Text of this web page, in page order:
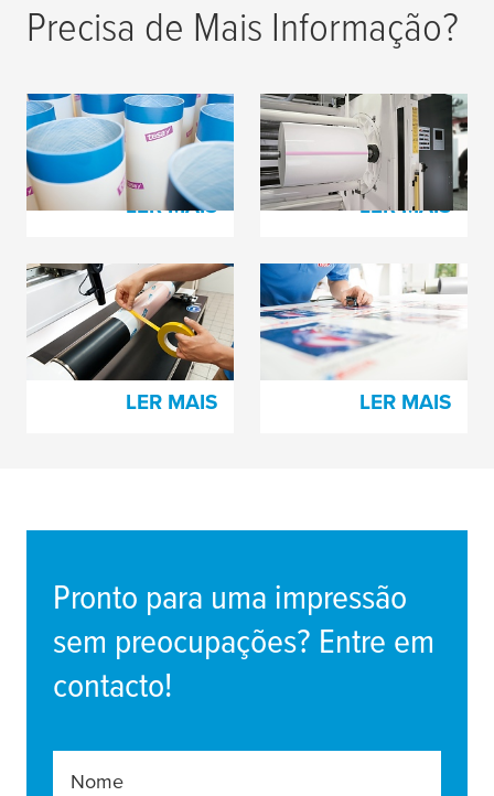
Precisa de Mais Informação?
tesa
® Softprint
Espumas Adesivas
LER MAIS
Fitas de Emenda para
Materiais de Filme
LER MAIS
Fitas para processos
de impressão
flexográfica
LER MAIS
filmes e fitas de
tecidotesa® para
montagem de chapas
LER MAIS
Pronto para uma impressão
sem preocupações? Entre em
contacto!
Nome